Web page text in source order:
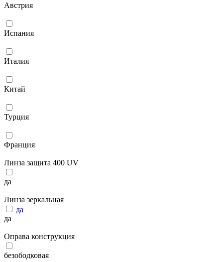
Австрия
Испания
Италия
Китай
Турция
Франция
Линза защита 400 UV
да
Линза зеркальная
да
да
Оправа конструкция
безободковая